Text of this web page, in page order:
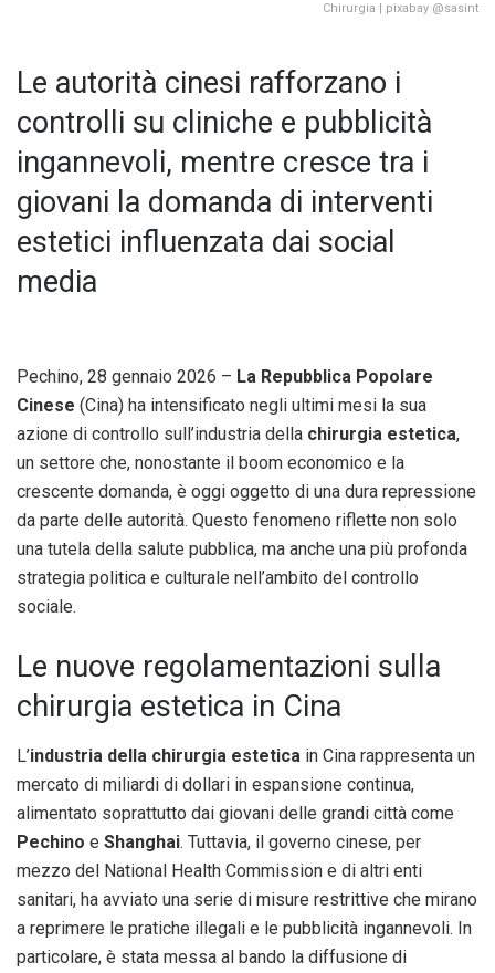
Chirurgia | pixabay @sasint
Le autorità cinesi rafforzano i
controlli su cliniche e pubblicità
ingannevoli, mentre cresce tra i
giovani la domanda di interventi
estetici influenzata dai social
media
Pechino, 28 gennaio 2026 – La Repubblica Popolare
Cinese (Cina) ha intensificato negli ultimi mesi la sua
azione di controllo sull’industria della chirurgia estetica,
un settore che, nonostante il boom economico e la
crescente domanda, è oggi oggetto di una dura repressione
da parte delle autorità. Questo fenomeno riflette non solo
una tutela della salute pubblica, ma anche una più profonda
strategia politica e culturale nell’ambito del controllo
sociale.
Le nuove regolamentazioni sulla
chirurgia estetica in Cina
L’industria della chirurgia estetica in Cina rappresenta un
mercato di miliardi di dollari in espansione continua,
alimentato soprattutto dai giovani delle grandi città come
Pechino e Shanghai. Tuttavia, il governo cinese, per
mezzo del National Health Commission e di altri enti
sanitari, ha avviato una serie di misure restrittive che mirano
a reprimere le pratiche illegali e le pubblicità ingannevoli. In
particolare, è stata messa al bando la diffusione di